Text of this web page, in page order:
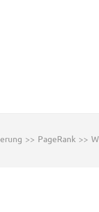
>> PageRank >>